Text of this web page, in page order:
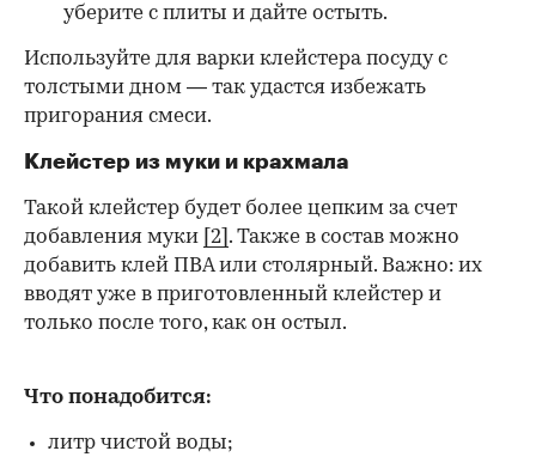
уберите с плиты и дайте остыть.
Используйте для варки клейстера посуду с
толстыми дном — так удастся избежать
пригорания смеси.
Клейстер из муки и крахмала
Такой клейстер будет более цепким за счет
добавления муки [2] . Также в состав можно
добавить клей ПВА или столярный. Важно: их
вводят уже в приготовленный клейстер и
только после того, как он остыл.
Что понадобится:
литр чистой воды;